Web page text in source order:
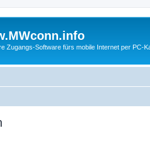
Zugangs-Software fürs mobile Internet per PC-